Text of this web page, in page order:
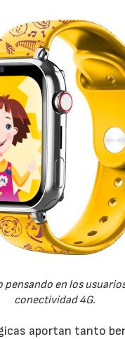
pensando en los
conectividad 4G.
aportan tanto